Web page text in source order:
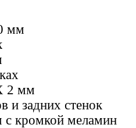
мм
2 мм
и задних стенок
кромкой меламин